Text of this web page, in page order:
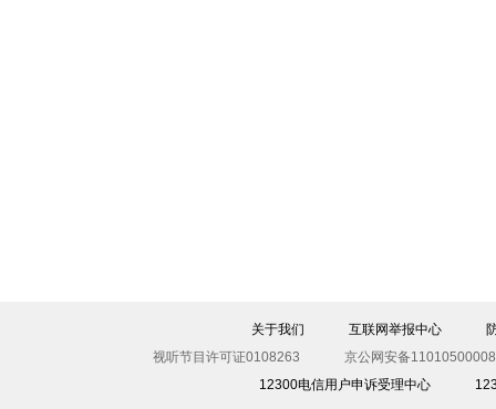
关于我们 互联网举报中心
视听节目许可证0108263
京公网安备
12300电信用户申诉受理中心